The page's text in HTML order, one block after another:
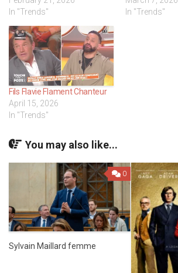
In "Trends"
In "Trends"
Fils Flavie Flament Chanteur
April 15, 2026
In "Trends"
You may also like...
0
Sylvain Maillard femme